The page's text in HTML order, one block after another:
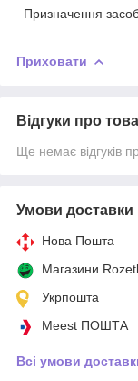
Призначення
Приховати
Відгуки про
Ще немає відгуків
Умови доставки
Нова Пошта
Магазини
Укрпошта
Meest ПОШТА
Всі умови